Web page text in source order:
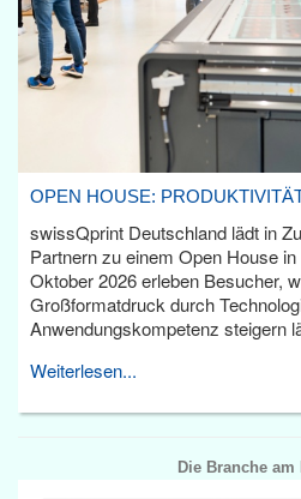
OPEN HOUSE:
swissQprint Deutschland lädt in
Partnern zu einem Open House
Oktober 2026 erleben Besucher,
Großformatdruck durch
Anwendungskompetenz steigern
Weiterlesen...
Die Branche am